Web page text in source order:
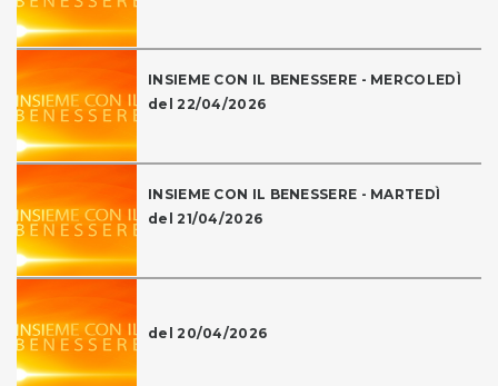
INSIEME CON IL BENESSERE - MERCOLEDÌ
del 22/04/2026
INSIEME CON IL BENESSERE - MARTEDÌ
del 21/04/2026
del 20/04/2026